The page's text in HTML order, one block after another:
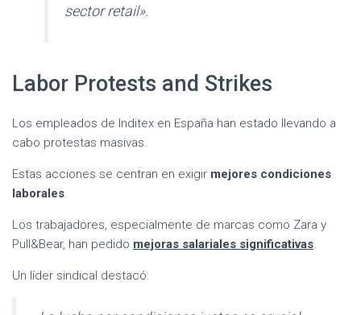
sector retail».
Labor Protests and Strikes
Los empleados de Inditex en España han estado llevando a
cabo protestas masivas.
Estas acciones se centran en exigir mejores condiciones
laborales.
Los trabajadores, especialmente de marcas como Zara y
Pull&Bear, han pedido mejoras salariales significativas.
Un líder sindical destacó: